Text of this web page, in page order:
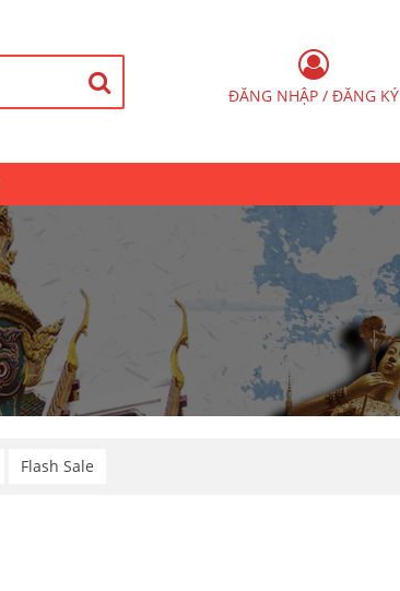
ĐĂNG NHẬP / ĐĂNG KÝ
Flash Sale